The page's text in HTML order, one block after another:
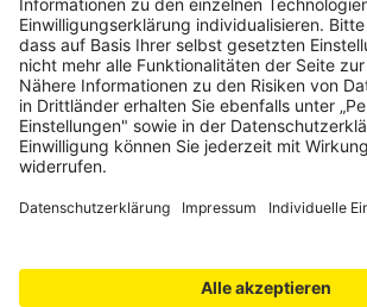
Werde Teil eines
starken Teams!
Jetzt bewerben
Datenschutz Datenschutzeinstellungen
Barrierefreiheitserklärung